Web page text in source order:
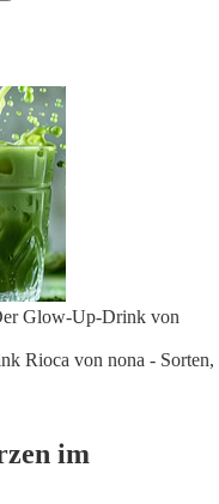
Glow-Up-Drink von
Rioca von nona - Sorten,
im